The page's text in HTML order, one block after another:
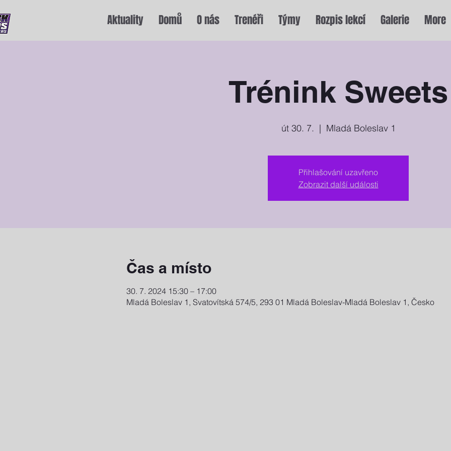
Aktuality Domů O nás Trenéři Týmy Rozpis lekcí Galerie More
Trénink Sweets
út 30. 7.
  |
Mladá Boleslav 1
Přihlašování uzavřeno
Zobrazit další události
Čas a místo
30. 7. 2024 15:30 – 17:00
Mladá Boleslav 1, Svatovítská 574/5, 293 01 Mladá Boleslav-Mladá Boleslav 1, Česko